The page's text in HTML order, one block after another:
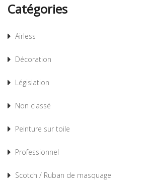
Catégories
Airless
Décoration
Législation
Non classé
Peinture sur toile
Professionnel
Scotch / Ruban de masquage